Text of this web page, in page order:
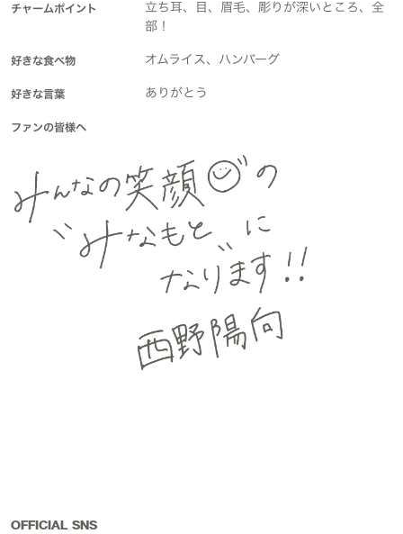
チャームポイント
立ち耳、目、眉毛、彫りが深いところ、全
部！
好きな食べ物 オムライス、ハンバーグ
好きな言葉 ありがとう
ファンの皆様へ
OFFICIAL SNS